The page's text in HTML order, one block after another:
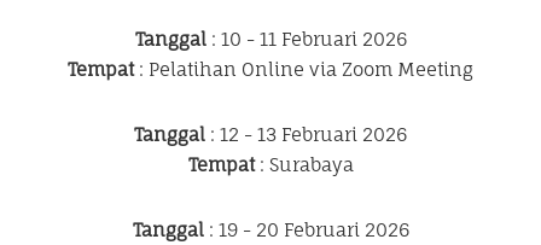
Tanggal: 10 - 11 Februari 2026
Tempat: Pelatihan Online via Zoom Meeting
Tanggal : 12 - 13 Februari 2026
Tempat: Surabaya
Tanggal: 19 - 20 Februari 2026